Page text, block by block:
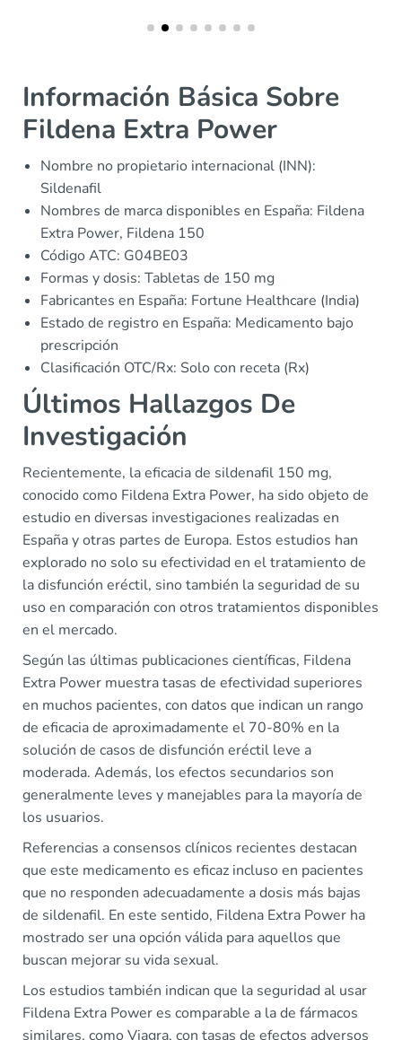
Información Básica Sobre
Fildena Extra Power
Nombre no propietario internacional (INN):
Sildenafil
Nombres de marca disponibles en España: Fildena
Extra Power, Fildena 150
Código ATC: G04BE03
Formas y dosis: Tabletas de 150 mg
Fabricantes en España: Fortune Healthcare (India)
Estado de registro en España: Medicamento bajo
prescripción
Clasificación OTC/Rx: Solo con receta (Rx)
Últimos Hallazgos De
Investigación
Recientemente, la eficacia de sildenafil 150 mg,
conocido como Fildena Extra Power, ha sido objeto de
estudio en diversas investigaciones realizadas en
España y otras partes de Europa. Estos estudios han
explorado no solo su efectividad en el tratamiento de
la disfunción eréctil, sino también la seguridad de su
uso en comparación con otros tratamientos disponibles
en el mercado.
Según las últimas publicaciones científicas, Fildena
Extra Power muestra tasas de efectividad superiores
en muchos pacientes, con datos que indican un rango
de eficacia de aproximadamente el 70-80% en la
solución de casos de disfunción eréctil leve a
moderada. Además, los efectos secundarios son
generalmente leves y manejables para la mayoría de
los usuarios.
Referencias a consensos clínicos recientes destacan
que este medicamento es eficaz incluso en pacientes
que no responden adecuadamente a dosis más bajas
de sildenafil. En este sentido, Fildena Extra Power ha
mostrado ser una opción válida para aquellos que
buscan mejorar su vida sexual.
Los estudios también indican que la seguridad al usar
Fildena Extra Power es comparable a la de fármacos
similares, como Viagra, con tasas de efectos adversos